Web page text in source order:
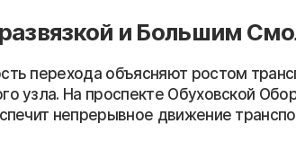
и Большим
перехода объясняют ростом
узла. На проспекте Обуховской
непрерывное движение